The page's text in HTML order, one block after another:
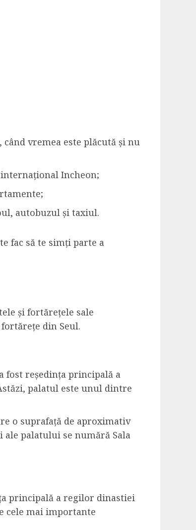
vremea este plăcută și nu
Incheon;
autobuzul și taxiul.
fac să te simți parte a
și fortărețele sale
din Seul.
fost reședința principală a
palatul este unul dintre
o suprafață de aproximativ
palatului se numără Sala
principală a regilor dinastiei
cele mai importante